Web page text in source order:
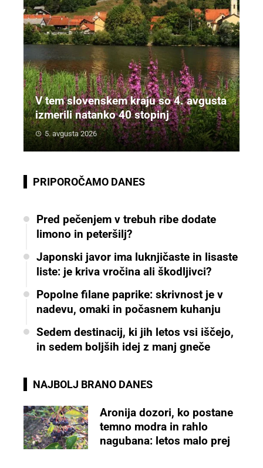
V tem slovenskem kraju so 4. avgusta
izmerili natanko 40 stopinj
5. avgusta 2026
PRIPOROČAMO DANES
Pred pečenjem v trebuh ribe dodate
limono in peteršilj?
Japonski javor ima luknjičaste in lisaste
liste: je kriva vročina ali škodljivci?
Popolne filane paprike: skrivnost je v
nadevu, omaki in počasnem kuhanju
Sedem destinacij, ki jih letos vsi iščejo,
in sedem boljših idej z manj gneče
NAJBOLJ BRANO DANES
Aronija dozori, ko postane
temno modra in rahlo
nagubana: letos malo prej